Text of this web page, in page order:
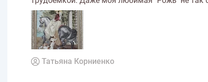
Татьяна Корниенко